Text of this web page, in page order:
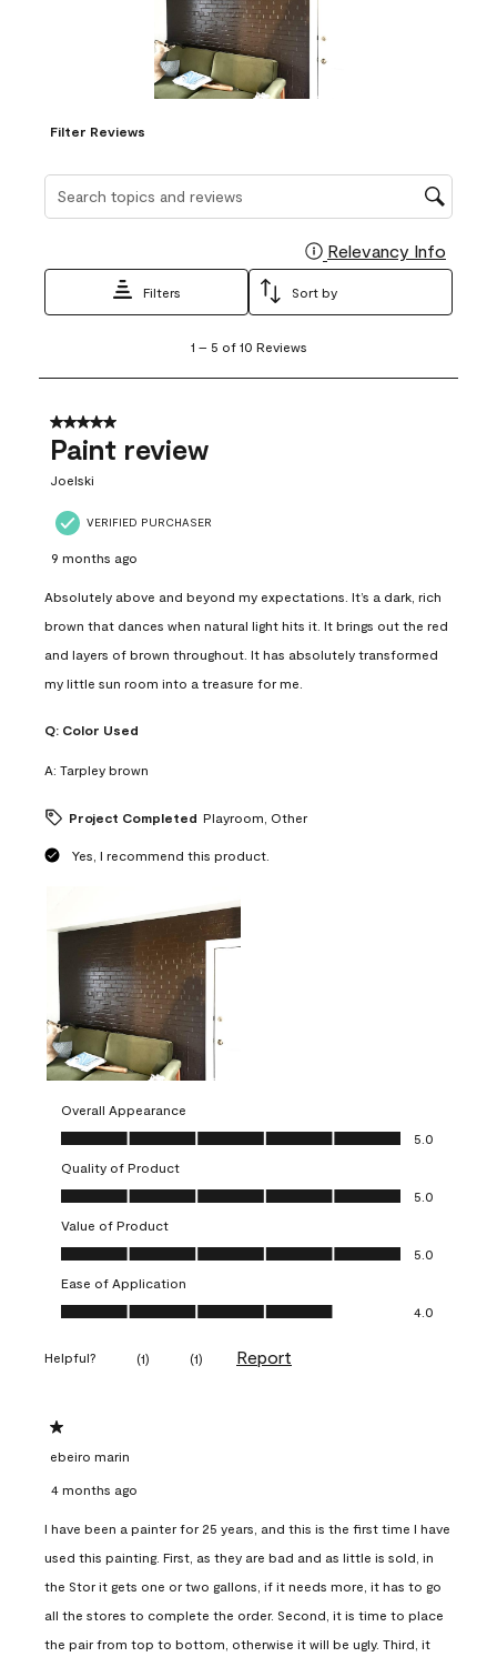
Filter Reviews
Relevancy Info
Filters Sort by
5
10
Reviews
1 – 5 of 10 Reviews
5 out of 5 stars.
Paint review
Joelski
VERIFIED PURCHASER
9 months ago
Absolutely above and beyond my expectations. It’s a dark, rich
brown that dances when natural light hits it. It brings out the red
and layers of brown throughout. It has absolutely transformed
my little sun room into a treasure for me.
Q: Color Used
A: Tarpley brown
Project Completed Playroom, Other
Yes, I recommend this product.
Overall Appearance
Overall Appearance, 5.0 out of 5
5.0
Quality of Product
Quality of Product, 5.0 out of 5
5.0
Value of Product
Value of Product, 5.0 out of 5
5.0
Ease of Application
Ease of Application, 4.0 out of 5
4.0
Helpful? (1) (1) Report
1 out of 5 stars.
ebeiro marin
4 months ago
I have been a painter for 25 years, and this is the first time I have
used this painting. First, as they are bad and as little is sold, in
the Stor it gets one or two gallons, if it needs more, it has to go
all the stores to complete the order. Second, it is time to place
the pair from top to bottom, otherwise it will be ugly. Third, it